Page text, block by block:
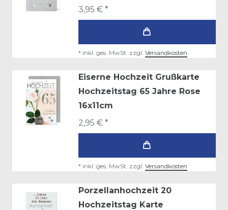
3,95 € *
* inkl. ges. MwSt. zzgl. Versandkosten
Eiserne Hochzeit Grußkarte
Hochzeitstag 65 Jahre Rose
16x11cm
2,95 € *
* inkl. ges. MwSt. zzgl. Versandkosten
Porzellanhochzeit 20
Hochzeitstag Karte